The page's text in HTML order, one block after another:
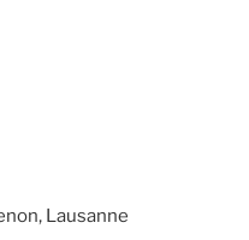
Lausanne